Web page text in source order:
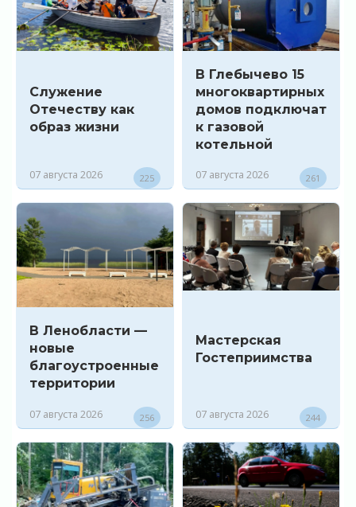
Служение
Отечеству как
образ жизни
07 августа 2026 225
В Глебычево 15
многоквартирных
домов подключат
к газовой
котельной
07 августа 2026 261
В Ленобласти —
новые
благоустроенные
территории
07 августа 2026 256
Мастерская
Гостеприимства
07 августа 2026 244